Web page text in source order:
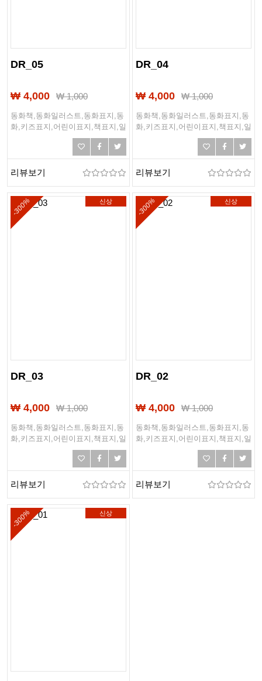
DR_05
₩ 4,000 ₩1,000
동화책,동화일러스트,동화표지,동
화,키즈표지,어린이표지,책표지,일
리뷰보기
DR_04
₩ 4,000 ₩1,000
동화책,동화일러스트,동화표지,동
화,키즈표지,어린이표지,책표지,일
리뷰보기
신상
-300%
DR_03
₩ 4,000 ₩1,000
동화책,동화일러스트,동화표지,동
화,키즈표지,어린이표지,책표지,일
리뷰보기
신상
-300%
DR_02
₩ 4,000 ₩1,000
동화책,동화일러스트,동화표지,동
화,키즈표지,어린이표지,책표지,일
리뷰보기
신상
-300%